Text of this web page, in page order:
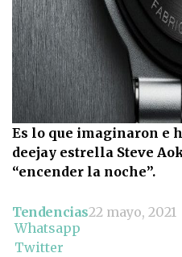
Es lo que imaginaron e
deejay estrella Steve
“encender la noche”.
Tendencias22 mayo, 2021
Whatsapp
Twitter